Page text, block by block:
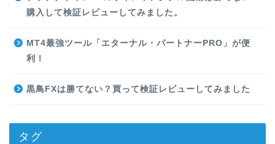
購入して検証レビューしてみました。
MT4最強ツール「エターナル・パートナーPRO」が便
利！
黒鳥FXは勝てない？買って検証レビューしてみました
タグ